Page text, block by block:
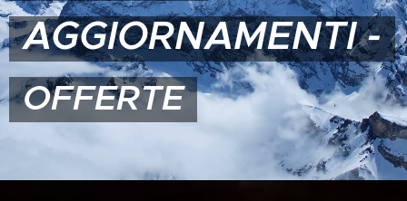
AGGIORNAMENTI -
OFFERTE